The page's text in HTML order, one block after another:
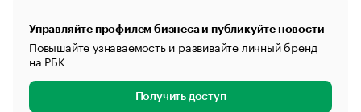
Управляйте профилем бизнеса и публикуйте новости
Повышайте узнаваемость и развивайте личный бренд
на РБК
Получить доступ